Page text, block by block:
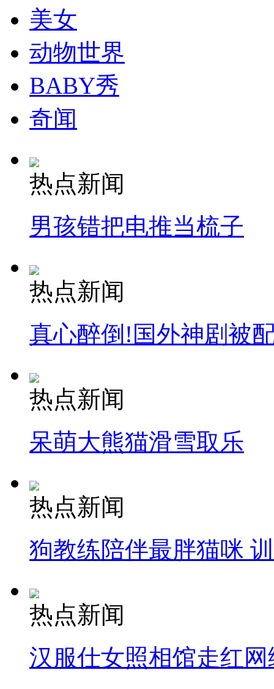
美女
动物世界
BABY秀
奇闻
热点新闻
男孩错把电推当梳子
热点新闻
真心醉倒!国外神剧被
热点新闻
呆萌大熊猫滑雪取乐
热点新闻
狗教练陪伴最胖猫咪
热点新闻
汉服仕女照相馆走红网